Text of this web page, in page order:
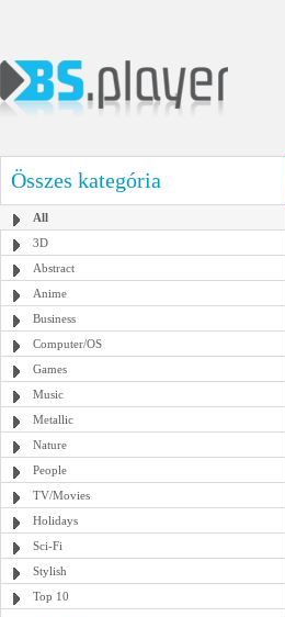
Összes kategória
All
3D
Abstract
Anime
Business
Computer/OS
Games
Music
Metallic
Nature
People
TV/Movies
Holidays
Sci-Fi
Stylish
Top 10